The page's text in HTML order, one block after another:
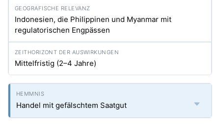
Indonesien, die Philippinen und Myanmar mit
regulatorischen Engpässen
Mittelfristig (2–4 Jahre)
Handel mit gefälschtem Saatgut